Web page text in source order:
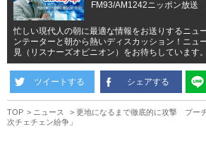
FM93/AM1242ニッポン放
忙しい現代人の朝に最適な情報をお送りするニュ
ンテーターと朝から熱いディスカッション！ニュ
見（リスナーズオピニオン）をお待ちしています。
ツイートする シェアする
TOP ニュース
更地になるまで徹底的に攻撃 プー
次チェチェン紛争」